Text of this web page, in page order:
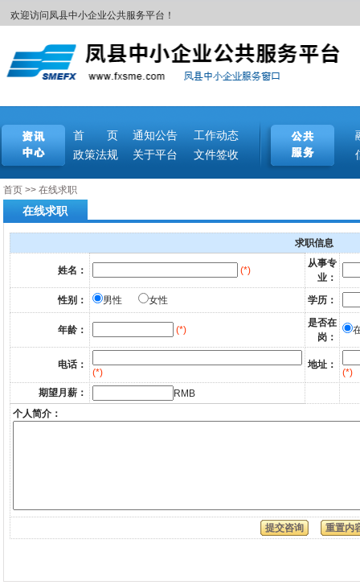
欢迎访问凤县中小企业公共服务平台！
首 页 通知公告 工作动态
政策法规
关于平台 文件签收
首页>> 在线求职
在线求职
求职信息
姓名： (*)
从事专
业：
性别：
男性 女性 学历：
年龄： (*)
是否在
岗：
电话：
(*)
地址：
(*)
期望月薪：
RMB
个人简介：